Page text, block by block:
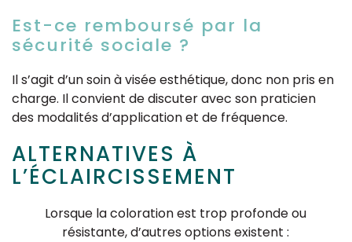
Est-ce remboursé par la
sécurité sociale ?
Il s’agit d’un soin à visée esthétique, donc non pris en
charge. Il convient de discuter avec son praticien
des modalités d’application et de fréquence.
ALTERNATIVES À
L’ÉCLAIRCISSEMENT
Lorsque la coloration est trop profonde ou
résistante, d’autres options existent :